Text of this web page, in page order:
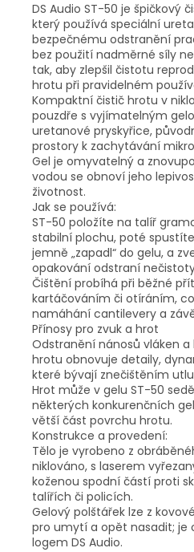
DS Audio ST-50 je špičkový
který používá speciální
bezpečnému odstranění
bez použití nadměrné síly
tak, aby zlepšil čistotu
hrotu při pravidelném
Kompaktní čistič hrotu v
pouzdře s vyjímatelným
uretanové pryskyřice,
prostory k zachytávání
Gel je omyvatelný a
vodou se obnoví jeho
životnost.​
Jak se používá:
ST-50 položíte na talíř
stabilní plochu, poté
jemně „zapadl“ do gelu, a
opakování odstraní
Čištění probíhá při běžné
kartáčováním či otíráním,
namáhání cantilevery a
Přínosy pro zvuk a hrot
Odstranění nánosů vláken a
hrotu obnovuje detaily,
které bývají znečištěním
Hrot může v gelu ST-50
některých konkurenčních
větší část povrchu hrotu.​
Konstrukce a provedení:
Tělo je vyrobeno z
niklováno, s laserem
koženou spodní částí proti
talířích či policích.​
Gelový polštářek lze z
pro umytí a opět nasadit; je
logem DS Audio.